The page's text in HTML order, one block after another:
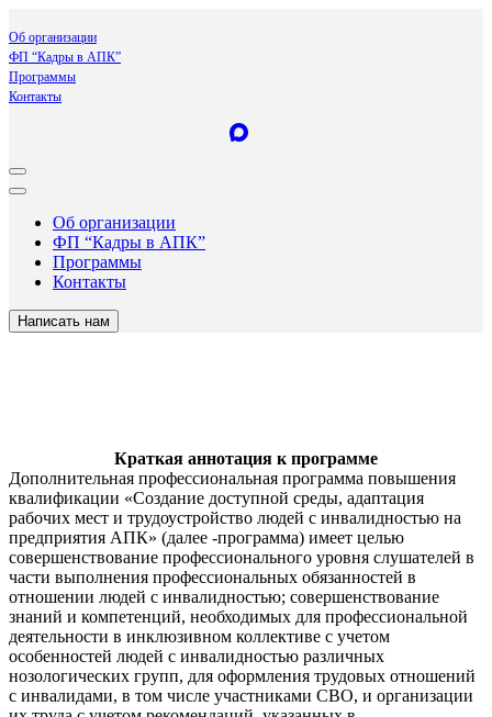
Об организации
ФП “Кадры в АПК”
Программы
Контакты
Об организации
ФП “Кадры в АПК”
Программы
Контакты
Написать нам
Краткая аннотация к программе
Дополнительная профессиональная программа повышения
квалификации «Создание доступной среды, адаптация
рабочих мест и трудоустройство людей с инвалидностью на
предприятия АПК» (далее -программа) имеет целью
совершенствование профессионального уровня слушателей в
части выполнения профессиональных обязанностей в
отношении людей с инвалидностью; совершенствование
знаний и компетенций, необходимых для профессиональной
деятельности в инклюзивном коллективе с учетом
особенностей людей с инвалидностью различных
нозологических групп, для оформления трудовых отношений
с инвалидами, в том числе участниками СВО, и организации